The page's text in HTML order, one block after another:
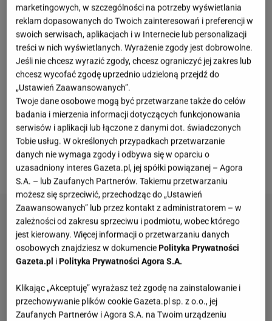
udział w programie parywalczą o wygraną w postaci
wymarzonego domu. Sześć duetów podzielono na
trzydrużyny - niebieską, zieloną i czerwoną, które
przypisano następnie do starych budynków z rynku
wtórnego w różnych częściach Polski
wymagających generalnego remontu.
Odpowiedzialne za każdy z domów dwiedrużyny
znajdują się obecnie na etapie "demolki". Z czym
jeszczeekipy musiałyzmagać się w trzecim odcinku
show, który wyemitowano 5 maja?
marketingowych, w szczególności na potrzeby wyświetlania
reklam dopasowanych do Twoich zainteresowań i preferencji w
swoich serwisach, aplikacjach i w Internecie lub personalizacji
treści w nich wyświetlanych. Wyrażenie zgody jest dobrowolne.
Jeśli nie chcesz wyrazić zgody, chcesz ograniczyć jej zakres lub
chcesz wycofać zgodę uprzednio udzieloną przejdź do
„Ustawień Zaawansowanych”.
Twoje dane osobowe mogą być przetwarzane także do celów
badania i mierzenia informacji dotyczących funkcjonowania
serwisów i aplikacji lub łączone z danymi dot. świadczonych
Tobie usług. W określonych przypadkach przetwarzanie
danych nie wymaga zgody i odbywa się w oparciu o
uzasadniony interes Gazeta.pl, jej spółki powiązanej – Agora
S.A. – lub Zaufanych Partnerów. Takiemu przetwarzaniu
możesz się sprzeciwić, przechodząc do „Ustawień
Zaawansowanych” lub przez kontakt z administratorem – w
zależności od zakresu sprzeciwu i podmiotu, wobec którego
jest kierowany. Więcej informacji o przetwarzaniu danych
osobowych znajdziesz w dokumencie Polityka Prywatności
Gazeta.pl i Polityka Prywatności Agora S.A.
Klikając „Akceptuję” wyrażasz też zgodę na zainstalowanie i
przechowywanie plików cookie Gazeta.pl sp. z o.o., jej
Zaufanych Partnerów i Agora S.A. na Twoim urządzeniu